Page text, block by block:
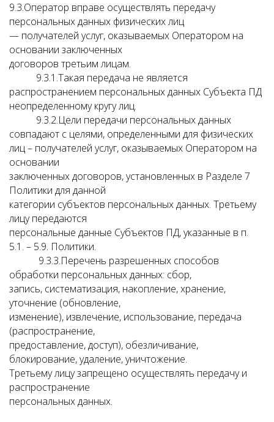
9.3.Оператор вправе осуществлять передачу
персональных данных физических лиц
— получателей услуг, оказываемых Оператором на
основании заключенных
договоров третьим лицам.
9.3.1.Такая передача не является
распространением персональных данных Субъекта ПД
неопределенному кругу лиц.
9.3.2.Цели передачи персональных данных
совпадают с целями, определенными для физических
лиц – получателей услуг, оказываемых Оператором на
основании
заключенных договоров, установленных в Разделе 7
Политики для данной
категории субъектов персональных данных. Третьему
лицу передаются
персональные данные Субъектов ПД, указанные в п.
5.1. – 5.9. Политики.
9.3.3.Перечень разрешенных способов
обработки персональных данных: сбор,
запись, систематизация, накопление, хранение,
уточнение (обновление,
изменение), извлечение, использование, передача
(распространение,
предоставление, доступ), обезличивание,
блокирование, удаление, уничтожение.
Третьему лицу запрещено осуществлять передачу и
распространение
персональных данных.